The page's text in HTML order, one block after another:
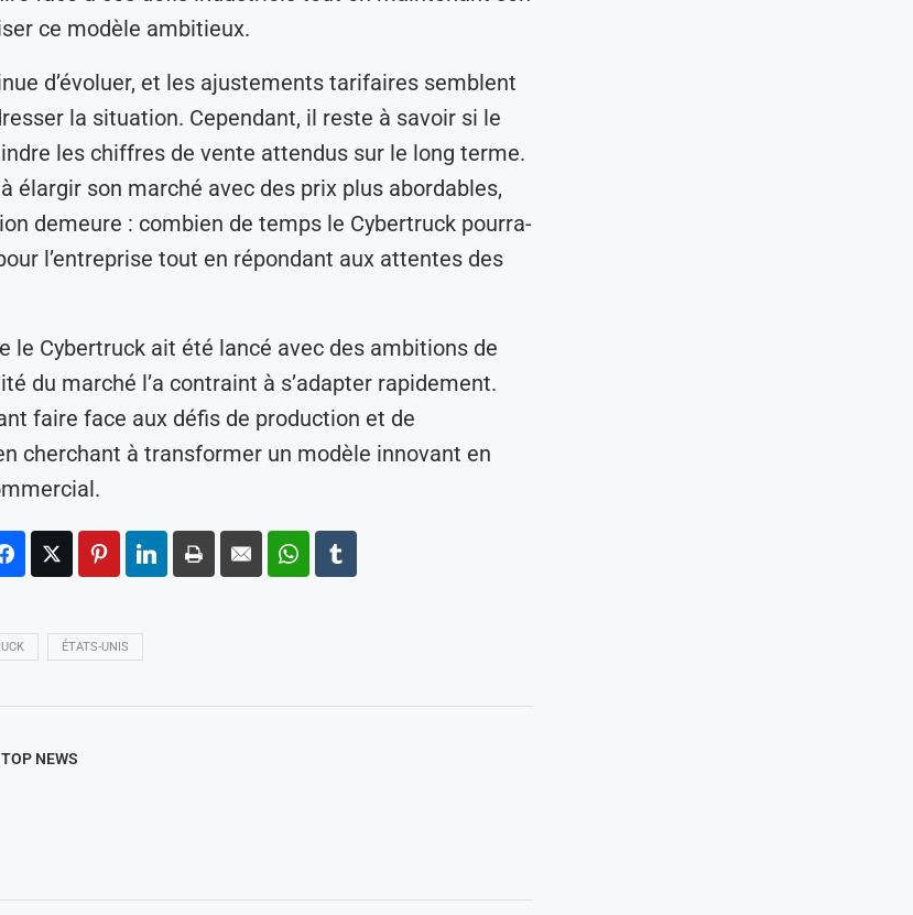
ce modèle ambitieux.
d’évoluer, et les ajustements tarifaires semblent
la situation. Cependant, il reste à savoir si le
les chiffres de vente attendus sur le long terme.
élargir son marché avec des prix plus abordables,
demeure : combien de temps le Cybertruck pourra-
l’entreprise tout en répondant aux attentes des
le Cybertruck ait été lancé avec des ambitions de
du marché l’a contraint à s’adapter rapidement.
faire face aux défis de production et de
cherchant à transformer un modèle innovant en
ÉTATS-UNIS
NEWS